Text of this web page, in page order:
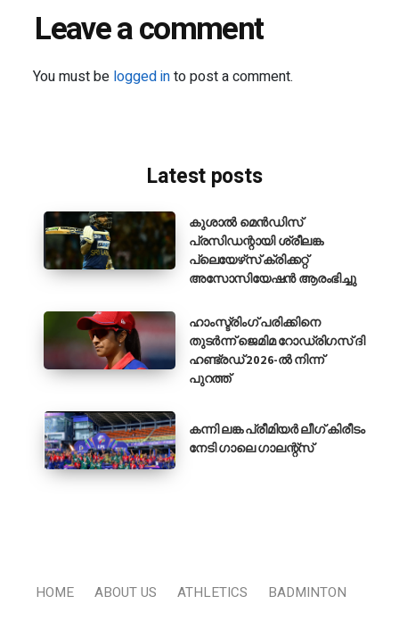
Leave a comment
You must be logged into post a comment.
Latest posts
കുശാൽ മെൻഡിസ്
പ്രസിഡന്റായി ശ്രീലങ്ക
പ്ലെയേഴ്‌സ് ക്രിക്കറ്റ്
അസോസിയേഷൻ ആരംഭിച്ചു
ഹാംസ്ട്രിംഗ് പരിക്കിനെ
തുടർന്ന് ജെമിമ റോഡ്രിഗസ് ദി
ഹണ്ട്രഡ് 2026-ൽ നിന്ന്
പുറത്ത്
കന്നി ലങ്ക പ്രീമിയർ ലീഗ് കിരീടം
നേടി ഗാലെ ഗാലന്റ്‌സ്
HOME ABOUT US ATHLETICS BADMINTON